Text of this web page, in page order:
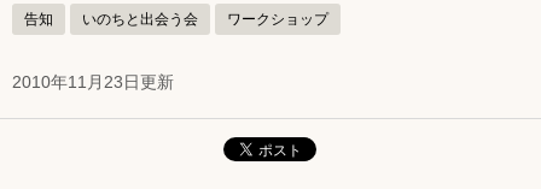
開
く
告知 いのちと出会う会 ワークショップ
2010年11月23日更新